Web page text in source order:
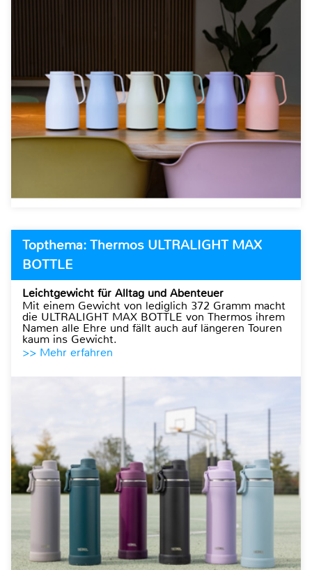
Topthema: Thermos ULTRALIGHT MAX
BOTTLE
Leichtgewicht für Alltag und Abenteuer
Mit einem Gewicht von lediglich 372 Gramm macht
die ULTRALIGHT MAX BOTTLE von Thermos ihrem
Namen alle Ehre und fällt auch auf längeren Touren
kaum ins Gewicht.
>> Mehr erfahren